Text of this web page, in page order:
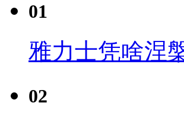
01
雅力士凭啥涅
02